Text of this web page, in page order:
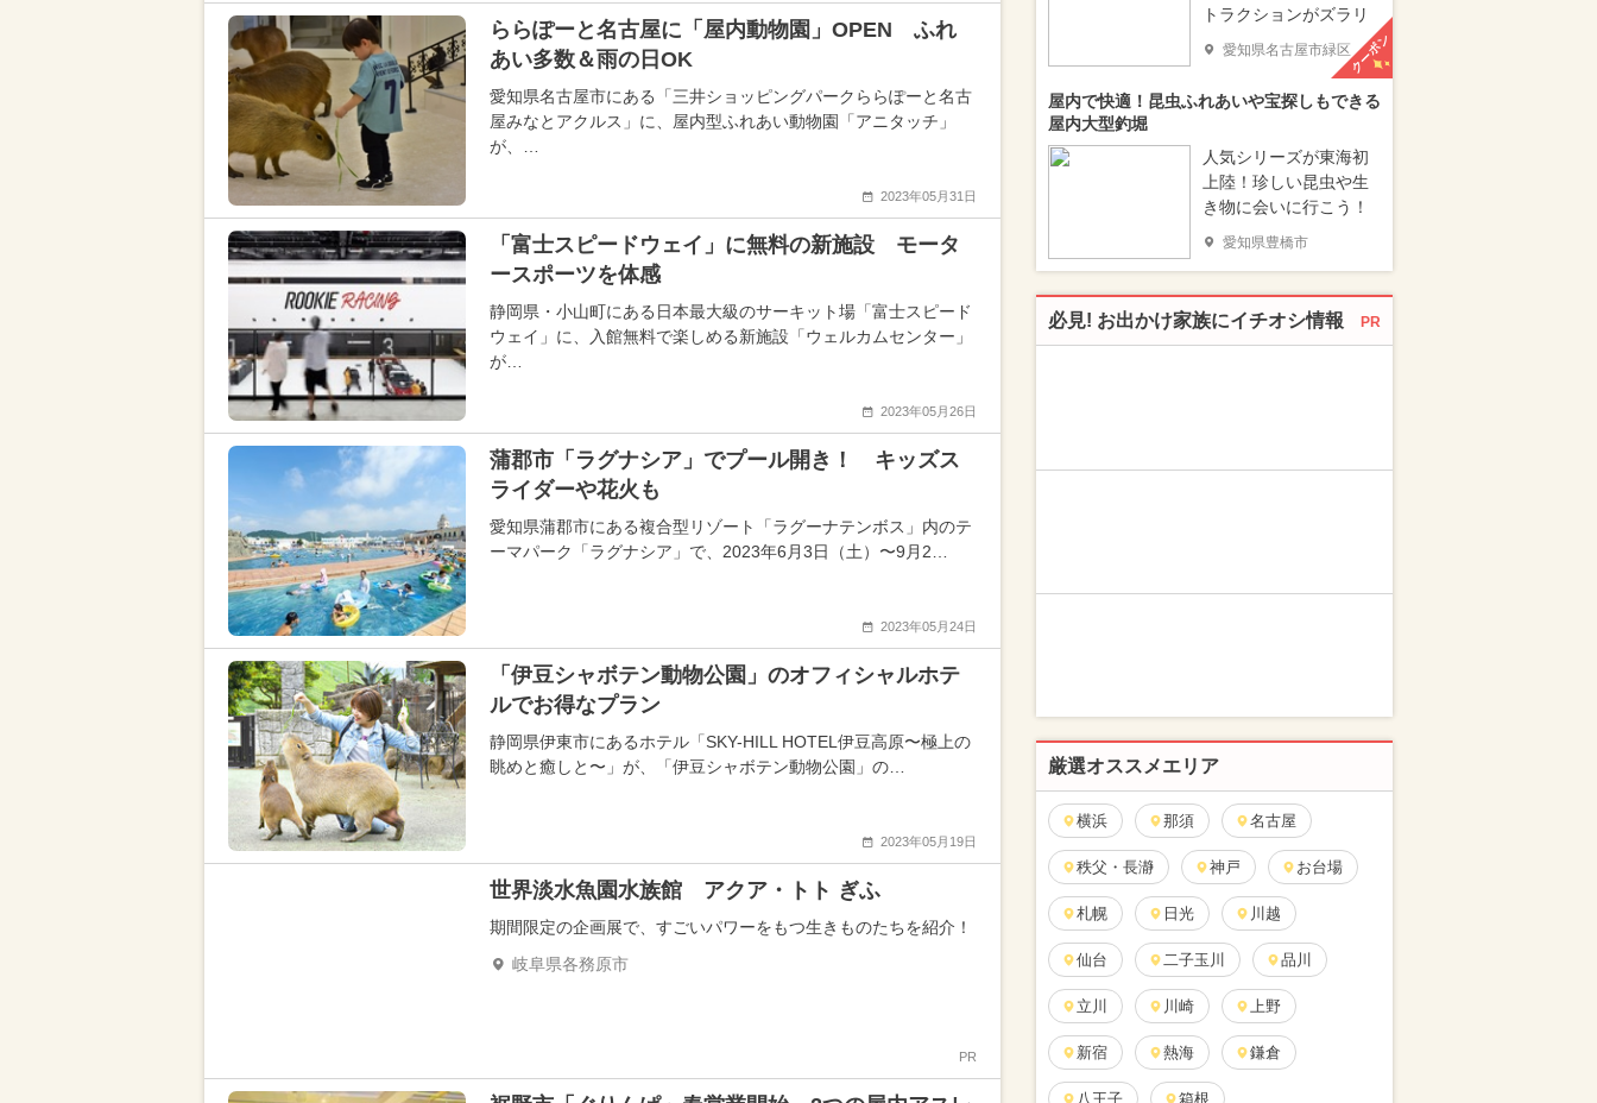
ららぽーと名古屋に「屋内動物園」OPEN ふれ
あい多数＆雨の日OK
愛知県名古屋市にある「三井ショッピングパークららぽーと名古
屋みなとアクルス」に、屋内型ふれあい動物園「アニタッチ」
が、…
2023年05月31日
「富士スピードウェイ」に無料の新施設 モータ
ースポーツを体感
静岡県・小山町にある日本最大級のサーキット場「富士スピード
ウェイ」に、入館無料で楽しめる新施設「ウェルカムセンター」
が…
2023年05月26日
蒲郡市「ラグナシア」でプール開き！ キッズス
ライダーや花火も
愛知県蒲郡市にある複合型リゾート「ラグーナテンボス」内のテ
ーマパーク「ラグナシア」で、2023年6月3日（土）〜9月2…
2023年05月24日
「伊豆シャボテン動物公園」のオフィシャルホテ
ルでお得なプラン
静岡県伊東市にあるホテル「SKY-HILL HOTEL伊豆高原〜極上の
眺めと癒しと〜」が、「伊豆シャボテン動物公園」の…
2023年05月19日
世界淡水魚園水族館 アクア・トト ぎふ
期間限定の企画展で、すごいパワーをもつ生きものたちを紹介！
岐阜県各務原市
PR
トラクションがズラリ
愛知県名古屋市緑区クーポン
屋内で快適！昆虫ふれあいや宝探しもできる
屋内大型釣堀
人気シリーズが東海初
上陸！珍しい昆虫や生
き物に会いに行こう！
愛知県豊橋市
必見! お出かけ家族にイチオシ情報 PR
厳選オススメエリア
横浜 那須 名古屋
秩父・長瀞 神戸 お台場
札幌 日光 川越
仙台 二子玉川 品川
立川 川崎 上野
新宿 熱海 鎌倉
八王子 箱根